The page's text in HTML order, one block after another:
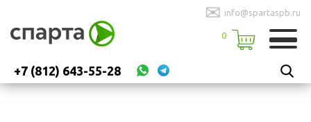
✉ info@spartaspb.ru
0
+7 (812) 643-55-28